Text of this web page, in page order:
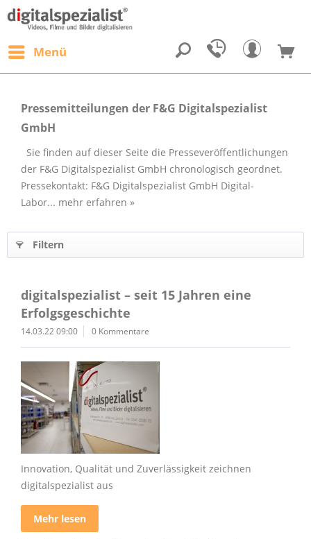
Menü
Pressemitteilungen der F&G Digitalspezialist
GmbH
Sie finden auf dieser Seite die Presseveröffentlichungen
der F&G Digitalspezialist GmbH chronologisch geordnet.
Pressekontakt: F&G Digitalspezialist GmbH Digital-
Labor... mehr erfahren »
Filtern
digitalspezialist – seit 15 Jahren eine
Erfolgsgeschichte
14.03.22 09:00 0 Kommentare
Innovation, Qualität und Zuverlässigkeit zeichnen
digitalspezialist aus
Mehr lesen